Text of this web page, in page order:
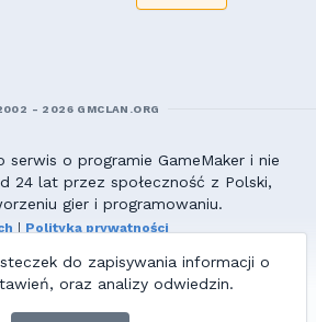
do zapisywania informacji o
oraz analizy odwiedzin.
- 2026 GMCLAN.ORG
serwis o programie GameMaker i nie
24 lat przez społeczność z Polski,
gier i programowaniu.
Polityka prywatności
Kopiowanie materiałów bez zgody